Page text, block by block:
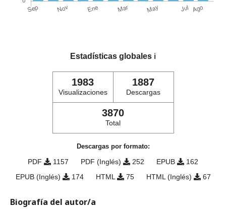
Estadísticas globales ℹ️
1983
Visualizaciones
1887
Descargas
3870
Total
Descargas por formato:
PDF 1157 PDF (Inglés) 252 EPUB
162
EPUB (Inglés)
174 HTML 75 HTML (Inglés) 67
Biografía del autor/a